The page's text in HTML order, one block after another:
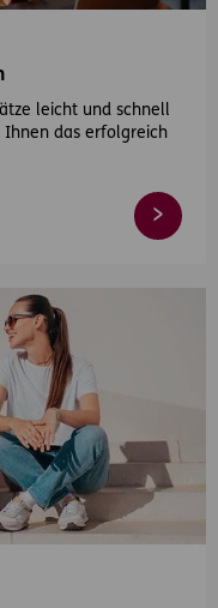
leicht und schnell
Ihnen das erfolgreich